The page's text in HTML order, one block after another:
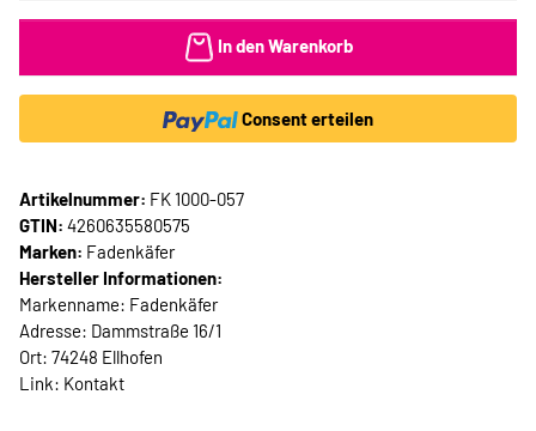
In den Warenkorb
Consent erteilen
Artikelnummer: FK 1000-057
GTIN: 4260635580575
Marken: Fadenkäfer
Hersteller Informationen:
Markenname: Fadenkäfer
Adresse: Dammstraße 16/1
Ort: 74248 Ellhofen
Link: Kontakt